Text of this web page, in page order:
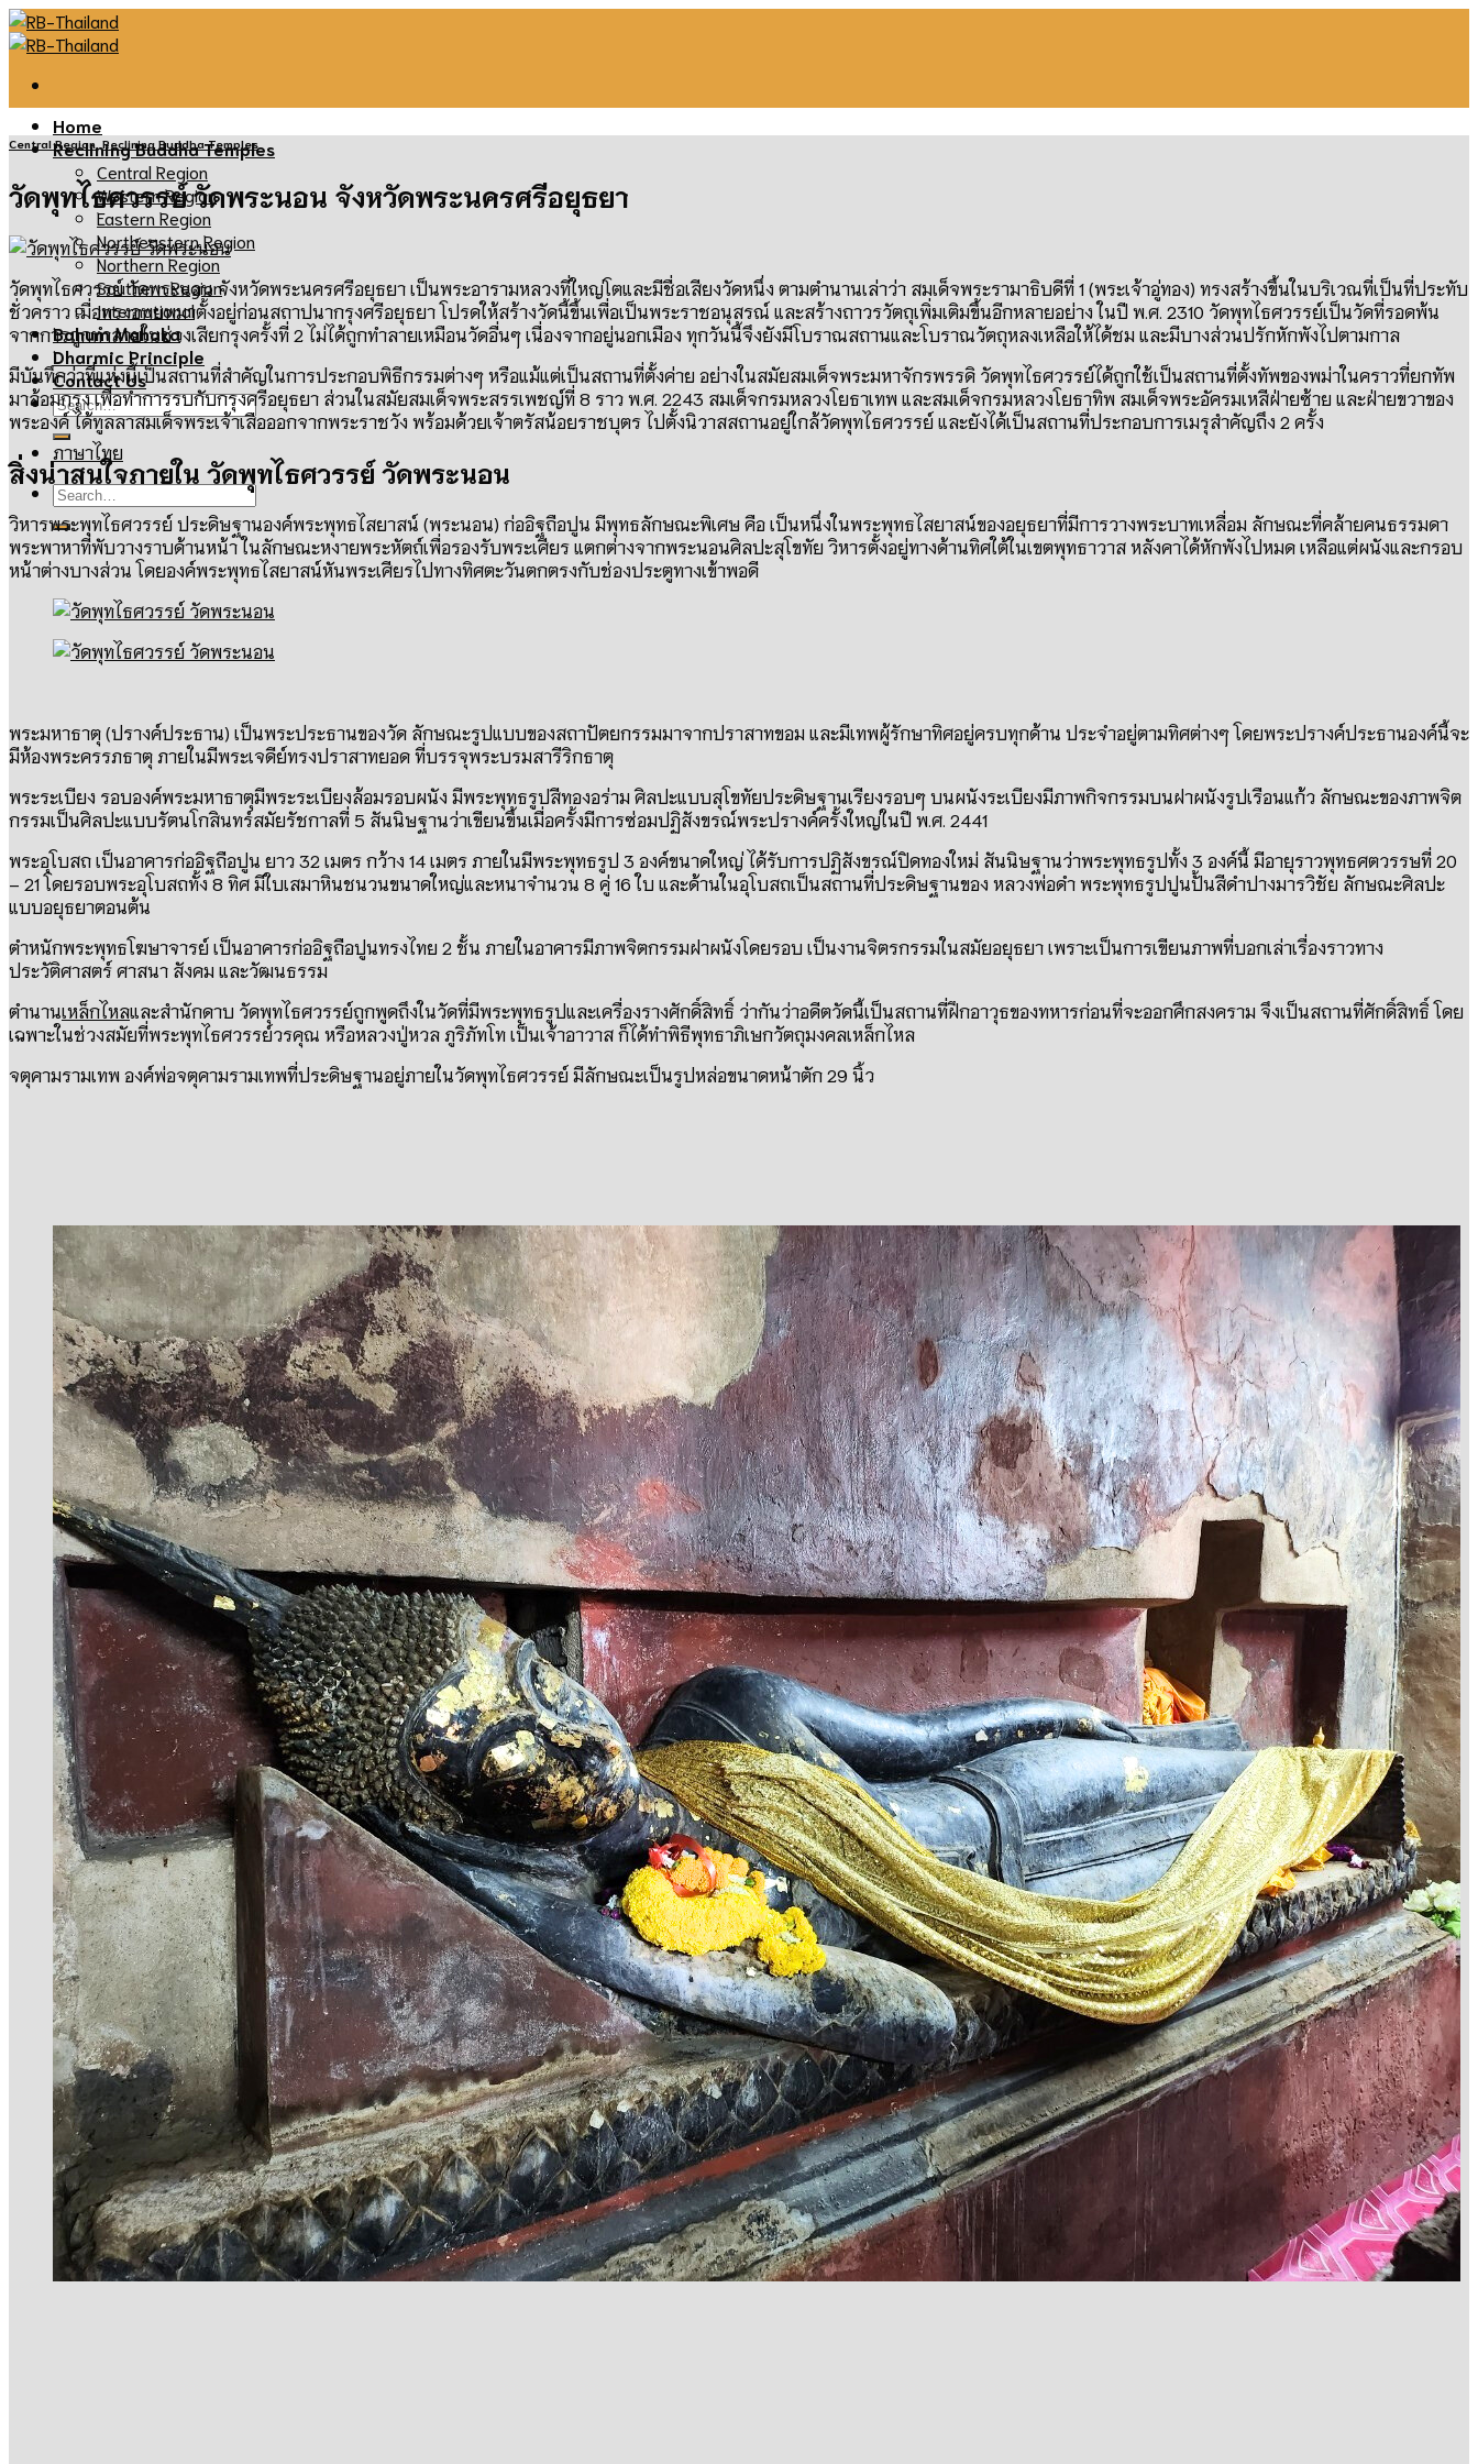
Skip
to
Home
Reclining Buddha Temples
Central Region
Western Region
Eastern Region
Northeastern Region
Northern Region
Southern Region
International
Bahum Mahaka
Dharmic Principle
Contact Us
ภาษาไทย
Central Region Reclining Buddha Temples
วัดพุทไธศวรรย์ วัดพระนอน จังหวัดพระนครศรีอยุธยา
วัดพุทไธศวรรย์ วัดพระนอน จังหวัดพระนครศรีอยุธยา เป็นพระอารามหลวงที่ใหญ่โตและมีชื่อเสียงวัดหนึ่ง ตามตำนานเล่าว่า สมเด็จพระรามาธิบดีที่1 (พระเจ้าอู่ทอง) ทรงสร้างขึ้นในบริเวณที่เป็นที่ประทับ
ชั่วคราว เมื่อทรงอพยพมาตั้งอยู่ก่อนสถาปนากรุงศรีอยุธยา โปรดให้สร้างวัดนี้ขึ้นเพื่อเป็นพระราชอนุสรณ์ และสร้างถาวรวัตถุเพิ่มเติมขึ้นอีกหลายอย่าง ในปี พศ . 2310 วัดพุทไธศวรรย์เป็นวัดที่รอดพ้น
จากการถูกทำลายในช่วงเสียกรุงครั้งที่2 ไม่ได้ถูกทำลายเหมือนวัดอื่นๆ เนื่องจากอยู่นอกเมือง ทุกวันนี้จึงยังมีโบราณสถานและโบราณวัตถุหลงเหลือให้ได้ชม และมีบางส่วนปรักหักพังไปตามกาล
มีบันทึกว่าที่แห่งนี้เป็นสถานที่สำคัญในการประกอบพิธีกรรมต่างๆ หรือแม้แต่เป็นสถานที่ตั้งค่าย อย่างในสมัยสมเด็จพระมหาจักรพรรดิ วัดพุทไธศวรรย์ได้ถูกใช้เป็นสถานที่ตั้งทัพของพม่าในคราวที่ยกทัพ
มาล้อมกรุง เพื่อทำการรบกับกรุงศรีอยุธยา ส่วนในสมัยสมเด็จพระสรรเพชญ์ที่8 ราว พศ . 2243 สมเด็จกรมหลวงโยธาเทพ และสมเด็จกรมหลวงโยธาทิพ สมเด็จพระอัครมเหสีฝ่ายซ้าย และฝ่ายขวาของ
พระองค์ ได้ทูลลาสมเด็จพระเจ้าเสือออกจากพระราชวัง พร้อมด้วยเจ้าตรัสน้อยราชบุตร ไปตั้งนิวาสสถานอยู่ใกล้วัดพุทไธศวรรย์ และยังได้เป็นสถานที่ประกอบการเมรุสำคัญถึง 2 ครั้ง
สิ่งน่าสนใจภายใน วัดพุทไธศวรรย์ วัดพระนอน
วิหารพระพุทไธศวรรย์ประดิษฐานองค์พระพุทธไสยาสน์ (พระนอน) ก่ออิฐถือปูน มีพุทธลักษณะพิเศษ คือ เป็นหนึ่งในพระพุทธไสยาสน์ของอยุธยาที่มีการวางพระบาทเหลื่อม ลักษณะที่คล้ายคนธรรมดา
พระพาหาที่พับวางราบด้านหน้า ในลักษณะหงายพระหัตถ์เพื่อรองรับพระเศียร แตกต่างจากพระนอนศิลปะสุโขทัย วิหารตั้งอยู่ทางด้านทิศใต้ในเขตพุทธาวาส หลังคาได้หักพังไปหมด เหลือแต่ผนังและกรอบ
หน้าต่างบางส่วน โดยองค์พระพุทธไสยาสน์หันพระเศียรไปทางทิศตะวันตกตรงกับช่องประตูทางเข้าพอดี
พระมหาธาตุ(ปรางค์ประธาน) เป็นพระประธานของวัด ลักษณะรูปแบบของสถาปัตยกรรมมาจากปราสาทขอม และมีเทพผู้รักษาทิศอยู่ครบทุกด้าน ประจำอยู่ตามทิศต่างๆ โดยพระปรางค์ประธานองค์นี้จะ
มีห้องพระครรภธาตุ ภายในมีพระเจดีย์ทรงปราสาทยอด ที่บรรจุพระบรมสารีริกธาตุ
พระระเบียง รอบองค์พระมหาธาตุมีพระระเบียงล้อมรอบผนัง มีพระพุทธรูปสีทองอร่าม ศิลปะแบบสุโขทัยประดิษฐานเรียงรอบๆ บนผนังระเบียงมีภาพกิจกรรมบนฝาผนังรูปเรือนแก้ว ลักษณะของภาพจิต
กรรมเป็นศิลปะแบบรัตนโกสินทร์สมัยรัชกาลที่ 5 สันนิษฐานว่าเขียนขึ้นเมื่อครั้งมีการซ่อมปฏิสังขรณ์พระปรางค์ครั้งใหญ่ในปี พศ . 2441
พระอุโบสถ เป็นอาคารก่ออิฐถือปูน ยาว32 เมตร กว้าง 14เมตร ภายในมีพระพุทธรูป 3 องค์ขนาดใหญ่ ได้รับการปฏิสังขรณ์ปิดทองใหม่ สันนิษฐานว่าพระพุทธรูปทั้ง 3 องค์นี้ มีอายุราวพุทธศตวรรษที่20
– 21โดยรอบพระอุโบสถทั้ง8 ทิศ มีใบเสมาหินชนวนขนาดใหญ่และหนาจำนวน 8 คู่16ใบ และด้านในอุโบสถเป็นสถานที่ประดิษฐานของ หลวงพ่อดำพระพุทธรูปปูนปั้นสีดำปางมารวิชัย ลักษณะศิลปะ
แบบอยุธยาตอนต้น
ตำหนักพระพุทธโฆษาจารย์เป็นอาคารก่ออิฐถือปูนทรงไทย 2 ชั้น ภายในอาคารมีภาพจิตกรรมฝาผนังโดยรอบ เป็นงานจิตรกรรมในสมัยอยุธยา เพราะเป็นการเขียนภาพที่บอกเล่าเรื่องราวทาง
ประวัติศาสตร์ ศาสนา สังคม และวัฒนธรรม
ตำนานเหล็กไหลและสำนักดาบ วัดพุทไธศวรรย์ถูกพูดถึงในวัดที่มีพระพุทธรูปและเครื่องรางศักดิ์สิทธิ์ ว่ากันว่าอดีตวัดนี้เป็นสถานที่ฝึกอาวุธของทหารก่อนที่จะออกศึกสงคราม จึงเป็นสถานที่ศักดิ์สิทธิ์ โดย
เฉพาะในช่วงสมัยที่พระพุทไธศวรรย์วรคุณ หรือหลวงปู่หวล ภูริภัทโท เป็นเจ้าอาวาส ก็ได้ทำพิธีพุทธาภิเษกวัตถุมงคลเหล็กไหล
จตุคามรามเทพ องค์พ่อจตุคามรามเทพที่ประดิษฐานอยู่ภายในวัดพุทไธศวรรย์ มีลักษณะเป็นรูปหล่อขนาดหน้าตัก29 นิ้ว